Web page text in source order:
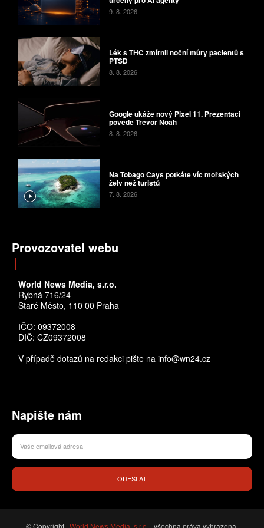
9. 8. 2026
Lék s THC zmírnil noční můry pacientů s
PTSD
8. 8. 2026
Google ukáže nový Pixel 11. Prezentaci
povede Trevor Noah
8. 8. 2026
Na Tobago Cays potkáte víc mořských
želv než turistů
7. 8. 2026
Provozovatel webu
World News Media, s.r.o.
Rybná 716/24
Staré Město, 110 00 Praha
IČO: 09372008
DIČ: CZ09372008
V případě dotazů na redakci pište na info@wn24.cz
Napište nám
ODESLAT
© Copyright | World News Media, s.r.o. | všechna práva vyhrazena.